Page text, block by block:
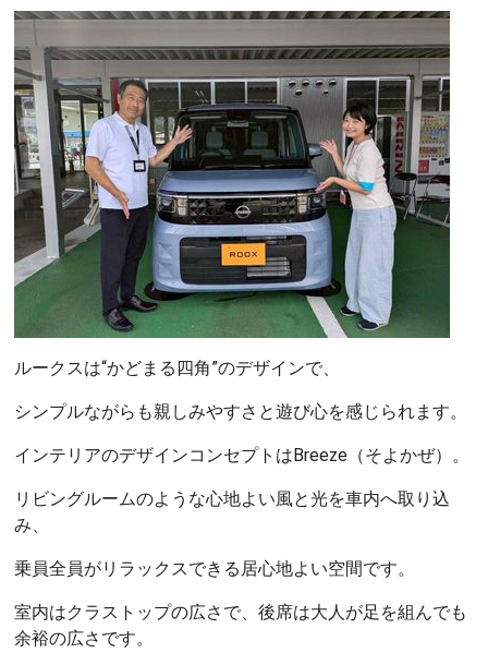
ルークスは“かどまる四角”のデザインで、
シンプルながらも親しみやすさと遊び心を感じられます。
インテリアのデザインコンセプトはBreeze（そよかぜ）。
リビングルームのような心地よい風と光を車内へ取り込
み、
乗員全員がリラックスできる居心地よい空間です。
室内はクラストップの広さで、後席は大人が足を組んでも
余裕の広さです。